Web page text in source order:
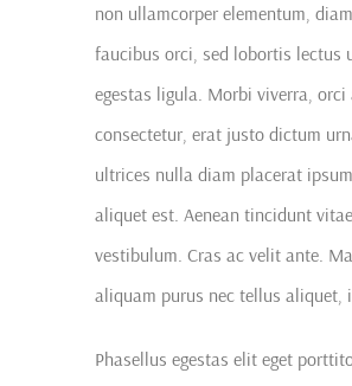
non ullamcorper elementum,
faucibus orci, sed lobortis lectus
egestas ligula. Morbi viverra, orci
consectetur, erat justo dictum
ultrices nulla diam placerat
aliquet est. Aenean tincidunt
vestibulum. Cras ac velit ante.
aliquam purus nec tellus aliquet,
Phasellus egestas elit eget